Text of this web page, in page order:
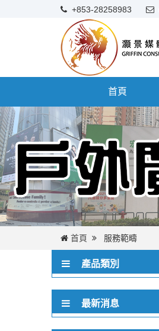
+853-28258983
首頁
首頁 服務範疇
產品類別
最新消息